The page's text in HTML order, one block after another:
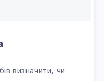
визначити, чи